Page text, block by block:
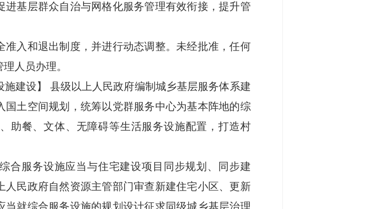
进基层群众自治与网格化服务管理有效衔接， 提升管
准入和退出制度，并进行动态调整。未经批准，任何
人员办理。
施建设】 县级以上人民政府编制城乡基层服务体系建
土空间规划， 统筹以党群服务中心为基本阵地的综
助餐、文体、 无障碍等生活服务设施配置，打造村
合服务设施应当与住宅建设项目同步规划、同步建
民政府自然资源主管部门审查新建住宅小区、更新
当就综合服务设施的规划设计征求同级城乡基层治理